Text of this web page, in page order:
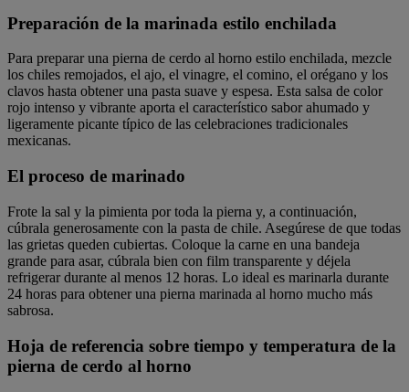
Preparación de la marinada estilo enchilada
Para preparar una pierna de cerdo al horno estilo enchilada, mezcle
los chiles remojados, el ajo, el vinagre, el comino, el orégano y los
clavos hasta obtener una pasta suave y espesa. Esta salsa de color
rojo intenso y vibrante aporta el característico sabor ahumado y
ligeramente picante típico de las celebraciones tradicionales
mexicanas.
El proceso de marinado
Frote la sal y la pimienta por toda la pierna y, a continuación,
cúbrala generosamente con la pasta de chile. Asegúrese de que todas
las grietas queden cubiertas. Coloque la carne en una bandeja
grande para asar, cúbrala bien con film transparente y déjela
refrigerar durante al menos 12 horas. Lo ideal es marinarla durante
24 horas para obtener una pierna marinada al horno mucho más
sabrosa.
Hoja de referencia sobre tiempo y temperatura de la
pierna de cerdo al horno